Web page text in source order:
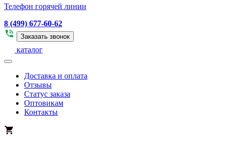
Телефон горячей линии
8 (499) 677-60-62
Заказать звонок
каталог
Доставка и оплата
Отзывы
Статус заказа
Оптовикам
Контакты